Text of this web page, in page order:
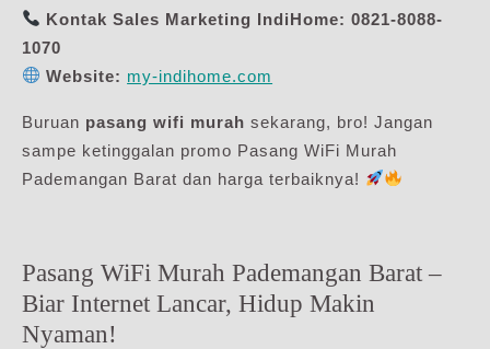
Kontak Sales Marketing IndiHome: 0821-8088-
1070
Website: my-indihome.com
Buruan pasang wifi murah sekarang, bro! Jangan
sampe ketinggalan promo Pasang WiFi Murah
Pademangan Barat dan harga terbaiknya!
Pasang WiFi Murah Pademangan Barat –
Biar Internet Lancar, Hidup Makin
Nyaman!